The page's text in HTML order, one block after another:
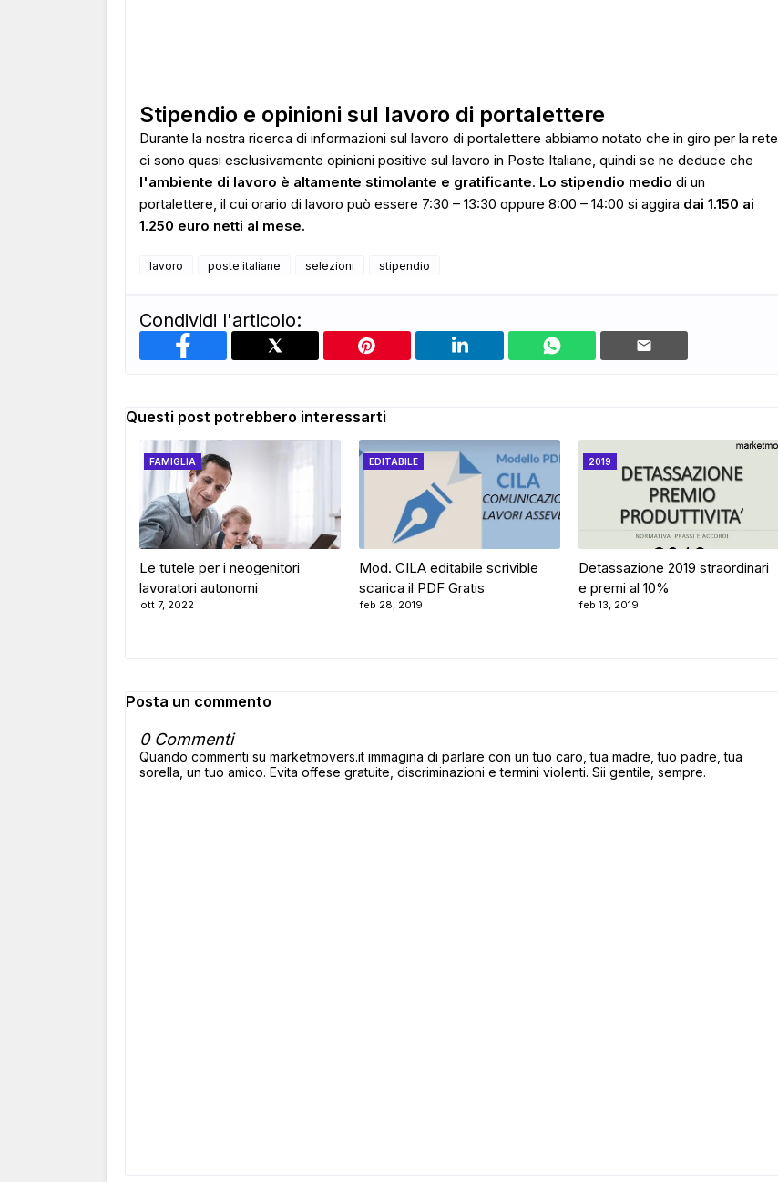
Stipendio e opinioni sul lavoro di portalettere
Durante la nostra ricerca di informazioni sul lavoro di portalettere abbiamo notato che in giro per la rete
ci sono quasi esclusivamente opinioni positive sul lavoro in Poste Italiane, quindi se ne deduce che
l'ambiente di lavoro è altamente stimolante e gratificante. Lo stipendio medio di un
portalettere, il cui orario di lavoro può essere 7:30 – 13:30 oppure 8:00 – 14:00 si aggira dai 1.150 ai
1.250 euro netti al mese.
lavoro poste italiane selezioni stipendio
Condividi l'articolo:
Questi post potrebbero interessarti
FAMIGLIA
Le tutele per i neogenitori
lavoratori autonomi
ott 7, 2022
EDITABILE
Mod. CILA editabile scrivible
scarica il PDF Gratis
feb 28, 2019
2019
Detassazione 2019 straordinari
e premi al 10%
feb 13, 2019
Posta un commento
0 Commenti
Quando commenti su marketmovers.it immagina di parlare con un tuo caro, tua madre, tuo padre, tua
sorella, un tuo amico. Evita offese gratuite, discriminazioni e termini violenti. Sii gentile, sempre.